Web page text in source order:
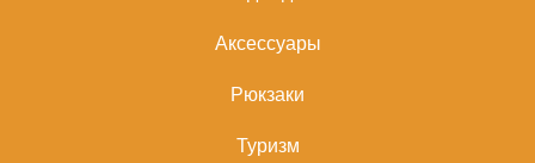
Аксессуары
Рюкзаки
Туризм